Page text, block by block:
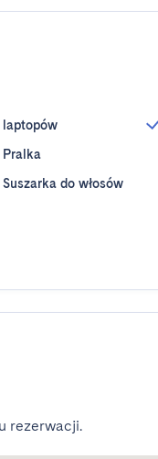
laptopów
Pralka
Suszarka do włosów
rezerwacji.